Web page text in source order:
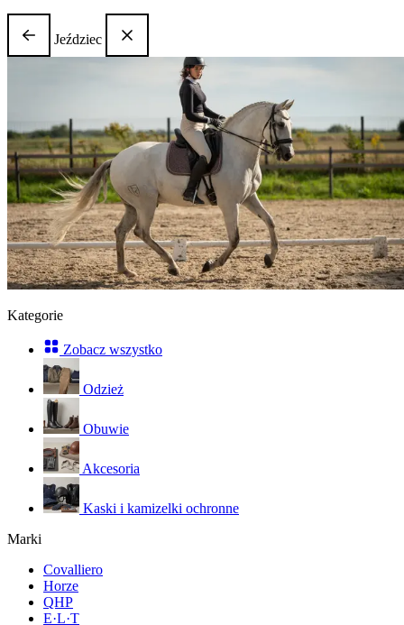
Jeździec
Kategorie
Zobacz wszystko
Odzież
Obuwie
Akcesoria
Kaski i kamizelki ochronne
Marki
Covalliero
Horze
QHP
E·L·T